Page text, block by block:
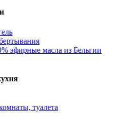
эфирные масла из Бельгии
туалета